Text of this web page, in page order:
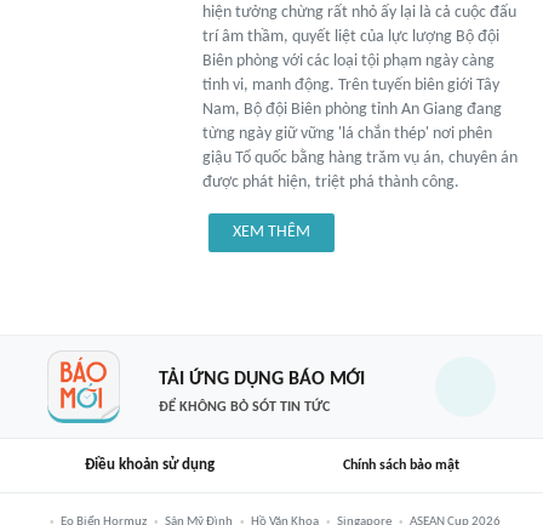
hiện tưởng chừng rất nhỏ ấy lại là cả cuộc đấu
trí âm thầm, quyết liệt của lực lượng Bộ đội
Biên phòng với các loại tội phạm ngày càng
tinh vi, manh động. Trên tuyến biên giới Tây
Nam, Bộ đội Biên phòng tỉnh An Giang đang
từng ngày giữ vững 'lá chắn thép' nơi phên
giậu Tổ quốc bằng hàng trăm vụ án, chuyên án
được phát hiện, triệt phá thành công.
XEM THÊM
TẢI ỨNG DỤNG BÁO MỚI
ĐỂ KHÔNG BỎ SÓT TIN TỨC
Điều khoản sử dụng Chính sách bảo mật
Eo Biển Hormuz Sân Mỹ Đình Hồ Văn Khoa Singapore ASEAN Cup 2026